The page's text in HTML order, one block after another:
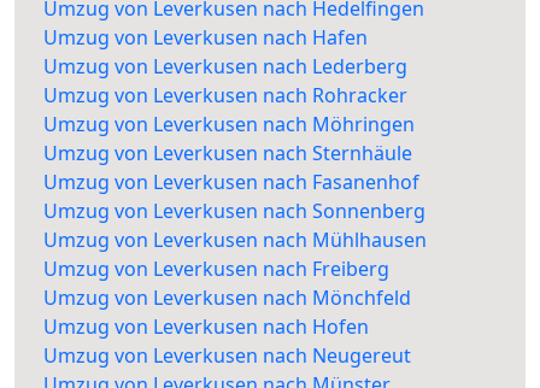
Umzug von Leverkusen nach Hedelfingen
Umzug von Leverkusen nach Hafen
Umzug von Leverkusen nach Lederberg
Umzug von Leverkusen nach Rohracker
Umzug von Leverkusen nach Möhringen
Umzug von Leverkusen nach Sternhäule
Umzug von Leverkusen nach Fasanenhof
Umzug von Leverkusen nach Sonnenberg
Umzug von Leverkusen nach Mühlhausen
Umzug von Leverkusen nach Freiberg
Umzug von Leverkusen nach Mönchfeld
Umzug von Leverkusen nach Hofen
Umzug von Leverkusen nach Neugereut